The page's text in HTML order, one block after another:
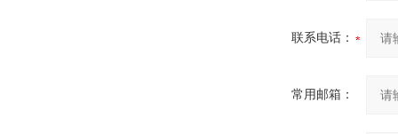
联系电话：
常用邮箱：